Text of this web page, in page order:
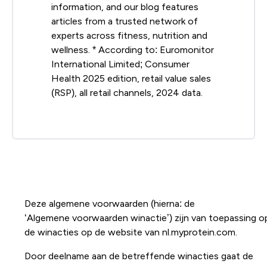
information, and our blog features
articles from a trusted network of
experts across fitness, nutrition and
wellness. * According to: Euromonitor
International Limited; Consumer
Health 2025 edition, retail value sales
(RSP), all retail channels, 2024 data.
Deze algemene voorwaarden (hierna: de
‘Algemene voorwaarden winactie’) zijn van toepassing
de winacties op de website van nl.myprotein.com.
Door deelname aan de betreffende winacties gaat de